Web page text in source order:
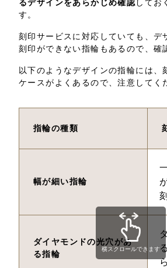
るデザインをあらかじめ確認してお
す。
刻印サービスに対応していても、デ
刻印ができない指輪もあるので、確
以下のようなデザインの指輪には、
ケースがよくあるので、注意してく
指輪の種類
幅が細い指輪
ダイヤモンドの光穴があ
る指輪
横スクロールできます